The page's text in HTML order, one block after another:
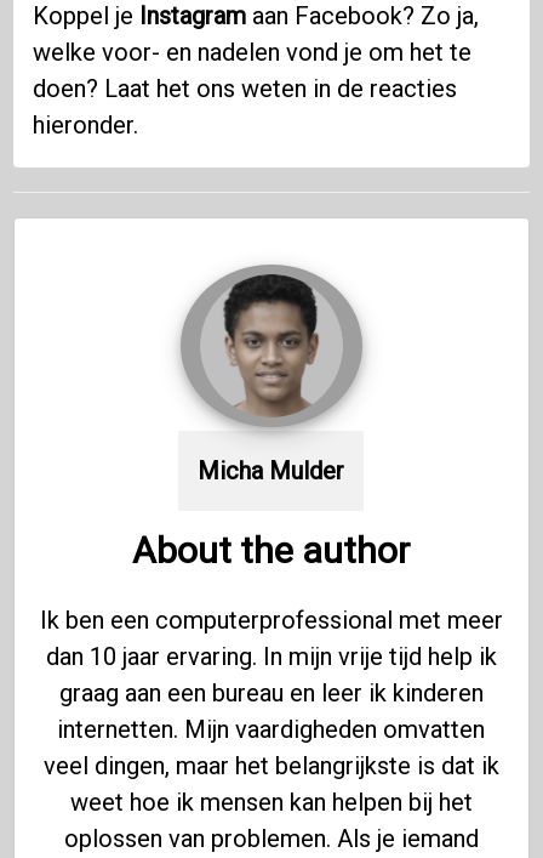
Koppel je Instagram aan Facebook? Zo ja,
welke voor- en nadelen vond je om het te
doen? Laat het ons weten in de reacties
hieronder.
Micha Mulder
About the author
Ik ben een computerprofessional met meer
dan 10 jaar ervaring. In mijn vrije tijd help ik
graag aan een bureau en leer ik kinderen
internetten. Mijn vaardigheden omvatten
veel dingen, maar het belangrijkste is dat ik
weet hoe ik mensen kan helpen bij het
oplossen van problemen. Als je iemand